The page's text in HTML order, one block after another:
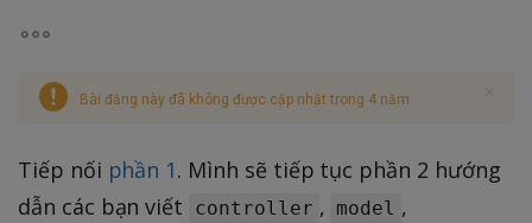
Bài đăng này đã không được cập nhật trong 4 năm
Tiếp nối phần 1. Mình sẽ tiếp tục phần 2 hướng
dẫn các bạn viết
controller , model ,